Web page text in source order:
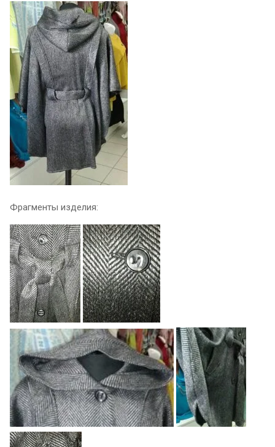
Фрагменты изделия: